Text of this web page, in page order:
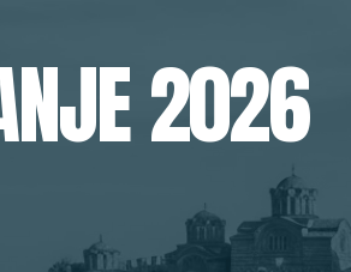
2026